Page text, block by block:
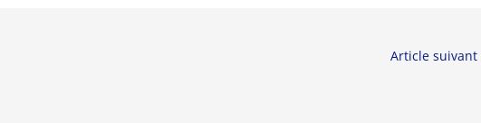
Article suivant